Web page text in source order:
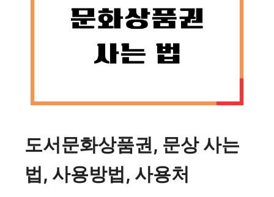
도서문화상품권, 문상 사는
법, 사용방법, 사용처